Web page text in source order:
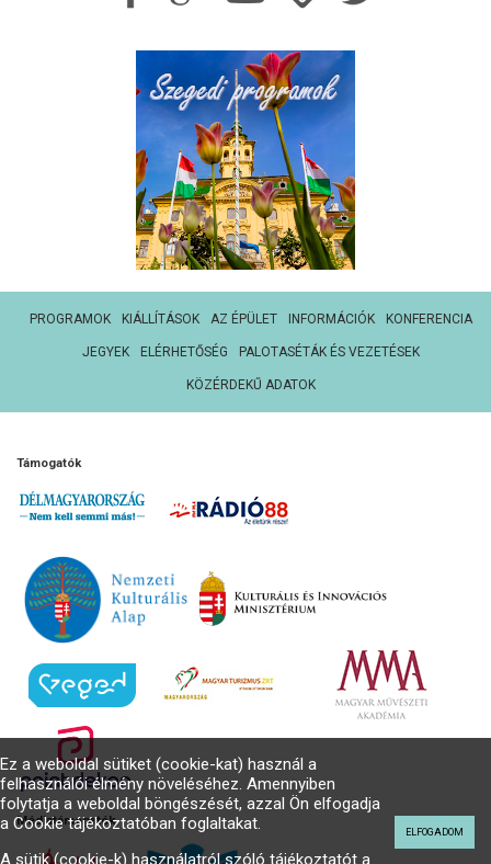
PROGRAMOK KIÁLLÍTÁSOK AZ ÉPÜLET INFORMÁCIÓK KONFERENCIA
JEGYEK ELÉRHETŐSÉG PALOTASÉTÁK ÉS VEZETÉSEK
KÖZÉRDEKŰ ADATOK
Támogatók
Médiatámogatók
Ez a weboldal sütiket (cookie-kat) használ a
felhasználói élmény növeléséhez. Amennyiben
folytatja a weboldal böngészését, azzal Ön elfogadja
a Cookie tájékoztatóban foglaltakat.
A sütik (cookie-k) használatról szóló tájékoztatót a
ELFOGADOM